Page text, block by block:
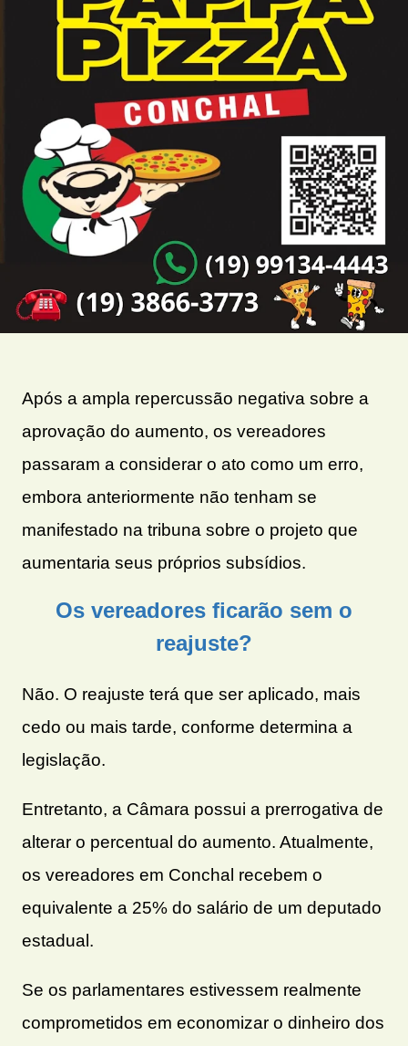
Após a ampla repercussão negativa sobre a
aprovação do aumento, os vereadores
passaram a considerar o ato como um erro,
embora anteriormente não tenham se
manifestado na tribuna sobre o projeto que
aumentaria seus próprios subsídios.
Os vereadores ficarão sem o
reajuste?
Não. O reajuste terá que ser aplicado, mais
cedo ou mais tarde, conforme determina a
legislação.
Entretanto, a Câmara possui a prerrogativa de
alterar o percentual do aumento. Atualmente,
os vereadores em Conchal recebem o
equivalente a 25% do salário de um deputado
estadual.
Se os parlamentares estivessem realmente
comprometidos em economizar o dinheiro dos